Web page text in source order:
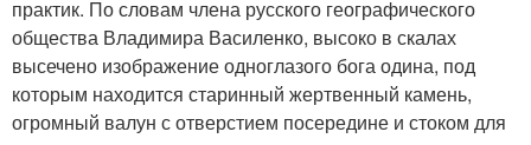
практик. По словам члена русского географического
общества Владимира Василенко, высоко в скалах
высечено изображение одноглазого бога одина, под
которым находится старинный жертвенный камень,
огромный валун с отверстием посередине и стоком для